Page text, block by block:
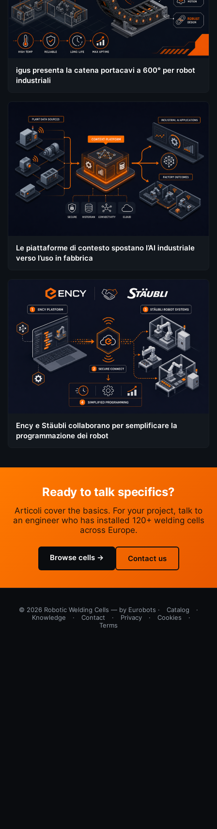
igus presenta la catena portacavi a 600° per robot
industriali
Le piattaforme di contesto spostano l’AI industriale
verso l’uso in fabbrica
Ency e Stäubli collaborano per semplificare la
programmazione dei robot
Ready to talk specifics?
Articoli cover the basics. For your project, talk to
an engineer who has installed 120+ welding cells
across Europe.
Browse cells → Contact us
© 2026 Robotic Welding Cells — by Eurobots · Catalog
·
Knowledge
· Contact · Privacy · Cookies
·
Terms